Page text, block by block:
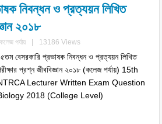
নিবন্ধন ও প্রত্যয়ন লিখিত
২০১৮
কলেজ পর্যায় 13186 Views
বেসরকারি প্রভাষক নিবন্ধন ও প্রত্যয়ন লিখিত
প্রশ্ন জীববিজ্ঞান ২০১৮ (কলেজ পর্যায়) 15th
Lecturer Written Exam Question
2018 (College Level)